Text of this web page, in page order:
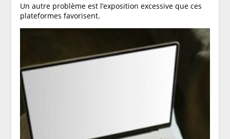
Un autre problème est l’exposition excessive que ces
plateformes favorisent.